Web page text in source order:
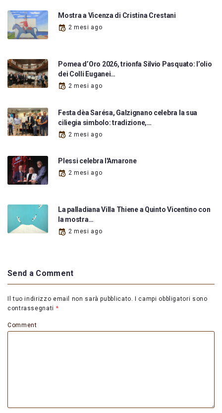
Mostra a Vicenza di Cristina Crestani
2 mesi ago
Pomea d’Oro 2026, trionfa Silvio Pasquato: l’olio
dei Colli Euganei…
2 mesi ago
Festa dèa Sarésa, Galzignano celebra la sua
ciliegia simbolo: tradizione,…
2 mesi ago
Plessi celebra l'Amarone
2 mesi ago
La palladiana Villa Thiene a Quinto Vicentino con
la mostra…
2 mesi ago
Send a Comment
Il tuo indirizzo email non sarà pubblicato.
I campi obbligatori sono
contrassegnati *
Comment